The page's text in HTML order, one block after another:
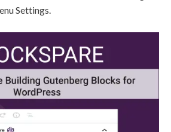
Settings.